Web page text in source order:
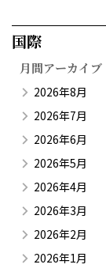
国際​
月間アーカイブ
2026年8月
2026年7月
2026年6月
2026年5月
2026年4月
2026年3月
2026年2月
2026年1月